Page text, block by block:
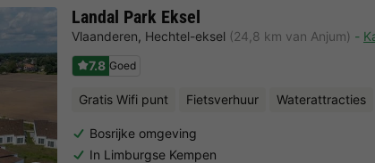
Landal Park Eksel
Vlaanderen, Hechtel-eksel (24,8 km van Anjum)
7.8 Goed
Gratis Wifi punt Fietsverhuur Waterattracties
Bosrijke omgeving
In Limburgse Kempen